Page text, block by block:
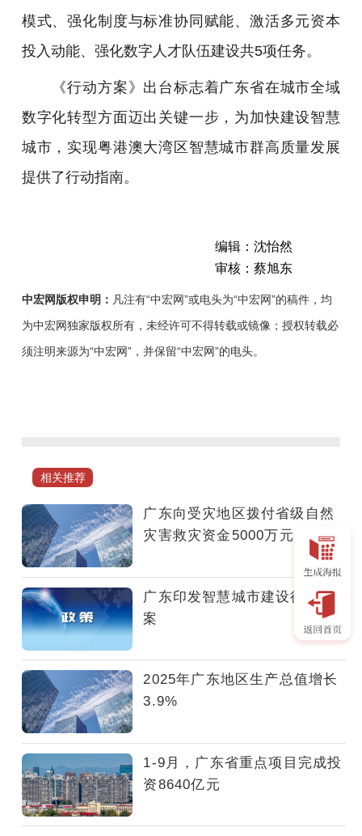
模式、强化制度与标准协同赋能、激活多元资本
投入动能、强化数字人才队伍建设共5项任务。
《行动方案》出台标志着广东省在城市全域
数字化转型方面迈出关键一步，为加快建设智慧
城市，实现粤港澳大湾区智慧城市群高质量发展
提供了行动指南。
编辑：沈怡然
审核：蔡旭东
中宏网版权申明： 凡注有“中宏网”或电头为“中宏网”的稿件，均
为中宏网独家版权所有，未经许可不得转载或镜像；授权转载必
须注明来源为“中宏网”，并保留“中宏网”的电头。
省
务
服
务
和
数
据
管
理
局
等
11
部
门
正
式
印
相关推荐
广东向受灾地区拨付省级自然
灾害救灾资金5000万元
广东印发智慧城市建设行动方
案
2025年广东地区生产总值增长
3.9%
1-9月，广东省重点项目完成投
资8640亿元